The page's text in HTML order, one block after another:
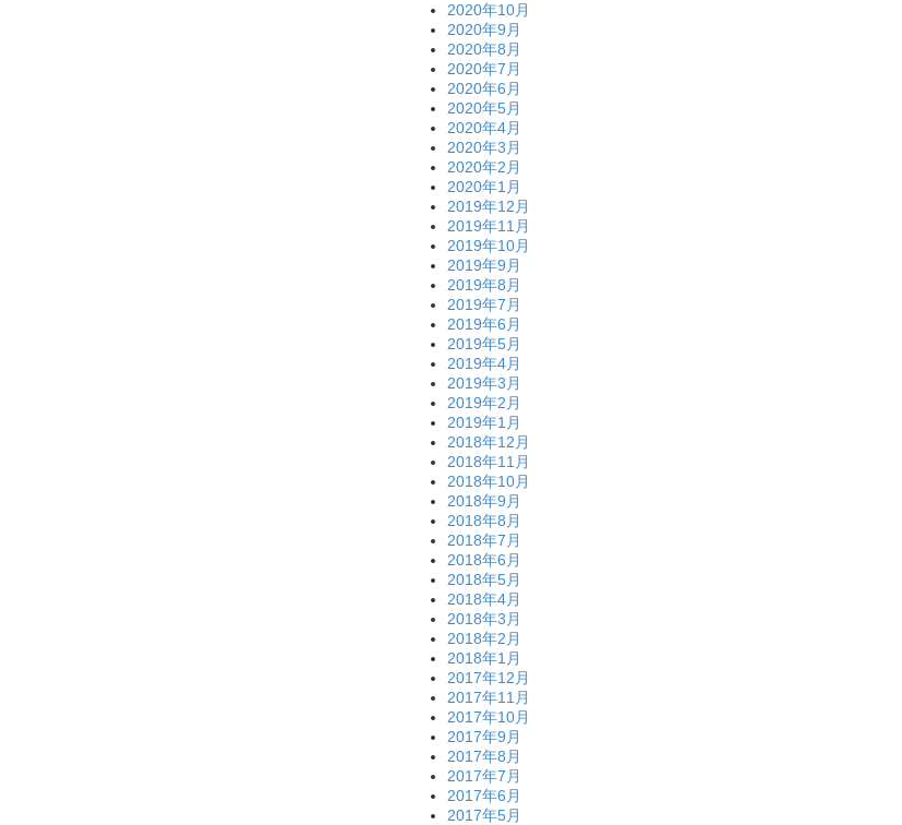
2020年10月
2020年9月
2020年8月
2020年7月
2020年6月
2020年5月
2020年4月
2020年3月
2020年2月
2020年1月
2019年12月
2019年11月
2019年10月
2019年9月
2019年8月
2019年7月
2019年6月
2019年5月
2019年4月
2019年3月
2019年2月
2019年1月
2018年12月
2018年11月
2018年10月
2018年9月
2018年8月
2018年7月
2018年6月
2018年5月
2018年4月
2018年3月
2018年2月
2018年1月
2017年12月
2017年11月
2017年10月
2017年9月
2017年8月
2017年7月
2017年6月
2017年5月